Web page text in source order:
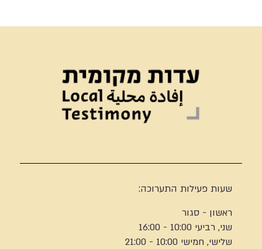
שעות פעילות התערוכה:
ראשון - סגור
שני, רביעי 10:00 - 16:00
שלישי, חמישי 10:00 - 21:00